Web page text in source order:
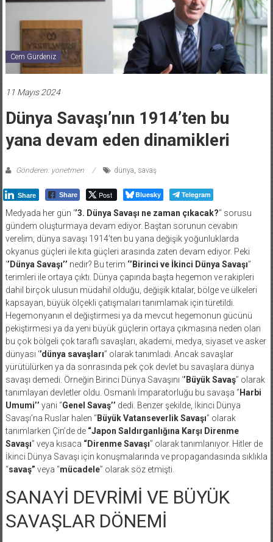
Cem Gürdeniz
11 Mayıs 2024
Dünya Savaşı’nın 1914’ten bu
yana devam eden dinamikleri
Gönderen: yonetmen dünya savaş
Share Share Post Bluesky Telegram
Medyada her gün ‘’3. Dünya Savaşı ne zaman çıkacak?’’ sorusu
gündem oluşturmaya devam ediyor. Baştan sorunun cevabın
verelim, dünya savaşı 1914’ten bu yana değişik yoğunluklarda
okyanus güçleri ile kıta güçleri arasında zaten devam ediyor. Peki
‘’Dünya Savaşı’’ nedir? Bu terim ‘’Birinci ve İkinci Dünya Savaşı”
terimleri ile ortaya çıktı. Dünya çapında başta hegemon ve rakipleri
dahil birçok ulusun müdahil olduğu, değişik kıtalar, bölge ve ülkeleri
kapsayan, büyük ölçekli çatışmaları tanımlamak için türetildi.
Hegemonyanın el değiştirmesi ya da mevcut hegemonun gücünü
pekiştirmesi ya da yeni büyük güçlerin ortaya çıkmasına neden olan
bu çok bölgeli çok taraflı savaşları, akademi, medya, siyaset ve asker
dünyası ‘’dünya savaşları’’ olarak tanımladı. Ancak savaşlar
yürütülürken ya da sonrasında pek çok devlet bu savaşlara dünya
savaşı demedi. Örneğin Birinci Dünya Savaşını ‘’Büyük Savaş’’ olarak
tanımlayan devletler oldu. Osmanlı İmparatorluğu bu savaşa ‘’ Harbi
Umumi’’ yani ‘’Genel Savaş’’ dedi. Benzer şekilde, İkinci Dünya
Savaşı’na Ruslar halen “Büyük Vatanseverlik Savaşı” olarak
tanımlarken Çin’de de “Japon Saldırganlığına Karşı Direnme
Savaşı” veya kısaca “Direnme Savaşı” olarak tanımlanıyor. Hitler de
İkinci Dünya Savaşı için konuşmalarında ve propagandasında sıklıkla
“savaş” veya “mücadele” olarak söz etmişti.
SANAYİ DEVRİMİ VE BÜYÜK
SAVAŞLAR DÖNEMİ